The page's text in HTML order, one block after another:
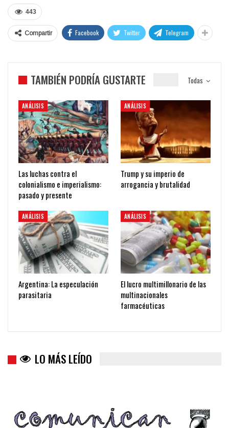
443
Compartir Facebook Twitter Telegram
Todas
TAMBIÉN PODRÍA GUSTARTE
ANÁLISIS
Las luchas contra el
colonialismo e imperialismo:
pasado y presente
ANÁLISIS
Trump y su imperio de
arrogancia y brutalidad
ANÁLISIS
Argentina: La especulación
parasitaria
ANÁLISIS
El lucro multimillonario de las
multinacionales
farmacéuticas
LO MÁS LEÍDO